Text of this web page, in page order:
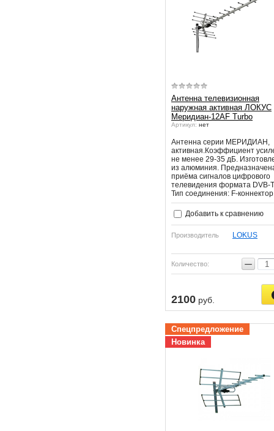
Антенна телевизионная
наружная активная ЛОКУС
Меридиан-12AF Turbo
Артикул: нет
Антенна серии МЕРИДИАН,
активная.Коэффициент
не менее 29-35 дБ.
из алюминия.
приёма сигналов цифрового
телевидения формата DVB-
Тип соединения: F-
Добавить к сравнению
Производитель LOKUS
Количество: −
2100 руб.
Спецпредложение
Новинка